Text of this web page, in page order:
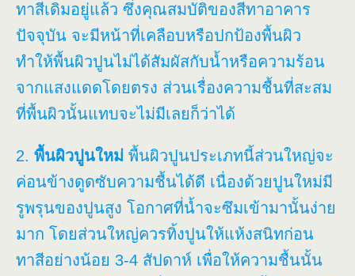
ทาสีเดิมอยู่แล้ว ซึ่งคุณสมบัติของสีทาอาคาร
ปัจจุบัน จะมีหน้าที่เคลือบหรือปกป้องพื้นผิว
ทำให้พื้นผิวปูนไม่ได้สัมผัสกับน้ำหรือความร้อน
จากแสงแดดโดยตรง ส่วนเรื่องความชื้นที่สะสม
ที่พื้นผิวนั้นแทบจะไม่มีเลยก็ว่าได้
2. พื้นผิวปูนใหม่ พื้นผิวปูนประเภทนี้ส่วนใหญ่จะ
ค่อนข้างดูดซับความชื้นได้ดี เนื่องด้วยปูนใหม่มี
รูพรุนของปูนสูง โอกาศที่น้ำจะซึมเข้ามานั้นง่าย
มาก โดยส่วนใหญ่ควรทิ้งปูนให้แห้งสนิทก่อน
ทาสีอย่างน้อย 3-4 สัปดาห์ เพื่อให้ความชื้นนั้น